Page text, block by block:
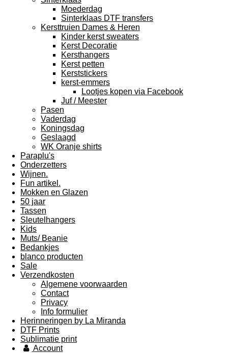
Moederdag
Sinterklaas DTF transfers
Kersttruien Dames & Heren
Kinder kerst sweaters
Kerst Decoratie
Kersthangers
Kerst petten
Kerststickers
kerst-emmers
Lootjes kopen via Facebook
Juf / Meester
Pasen
Vaderdag
Koningsdag
Geslaagd
WK Oranje shirts
Paraplu's
Onderzetters
Wijnen.
Fun artikel.
Mokken en Glazen
50 jaar
Tassen
Sleutelhangers
Kids
Muts/ Beanie
Bedankjes
blanco producten
Sale
Verzendkosten
Algemene voorwaarden
Contact
Privacy
Info formulier
Herinneringen by La Miranda
DTF Prints
Sublimatie print
Account